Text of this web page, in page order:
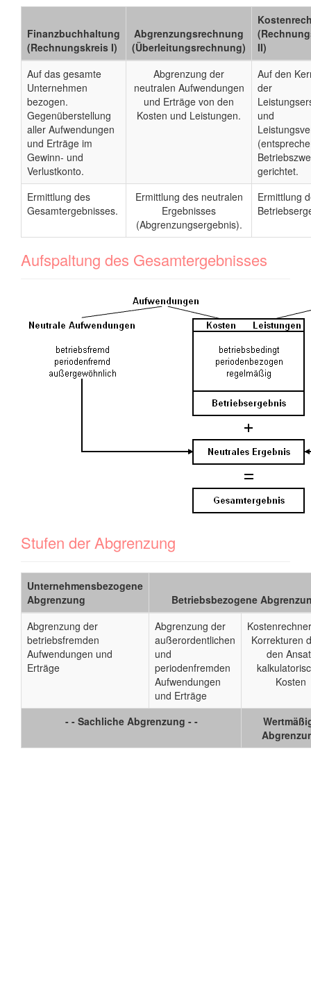
Finanzbuchhaltung
(Rechnungskreis I)
Abgrenzungsrechnung
(Überleitungsrechnung)
II)
Auf das gesamte
Unternehmen
bezogen.
Gegenüberstellung
aller Aufwendungen
und Erträge im
Gewinn- und
Verlustkonto.
Abgrenzung der
neutralen Aufwendungen
und Erträge von den
Kosten und Leistungen.
Auf den
der
und
gerichtet.
Ermittlung des
Gesamtergebnisses.
Ermittlung des neutralen
Ergebnisses
(Abgrenzungsergebnis).
Ermittlung
Aufspaltung des Gesamtergebnisses
Stufen der Abgrenzung
Unternehmensbezogene
Abgrenzung
Betriebsbezogene
Abgrenzung der
betriebsfremden
Aufwendungen und
Erträge
Abgrenzung der
außerordentlichen
und
periodenfremden
Aufwendungen
und Erträge
Korrekturen
den
Kosten
- - Sachliche Abgrenzung - -